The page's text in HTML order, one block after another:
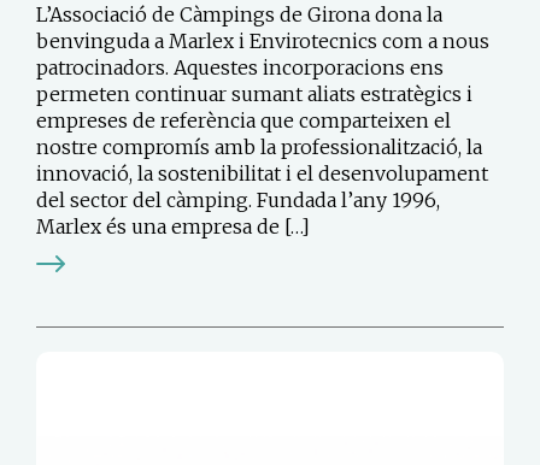
L’Associació de Càmpings de Girona dona la
benvinguda a Marlex i Envirotecnics com a nous
patrocinadors. Aquestes incorporacions ens
permeten continuar sumant aliats estratègics i
empreses de referència que comparteixen el
nostre compromís amb la professionalització, la
innovació, la sostenibilitat i el desenvolupament
del sector del càmping. Fundada l’any 1996,
Marlex és una empresa de […]